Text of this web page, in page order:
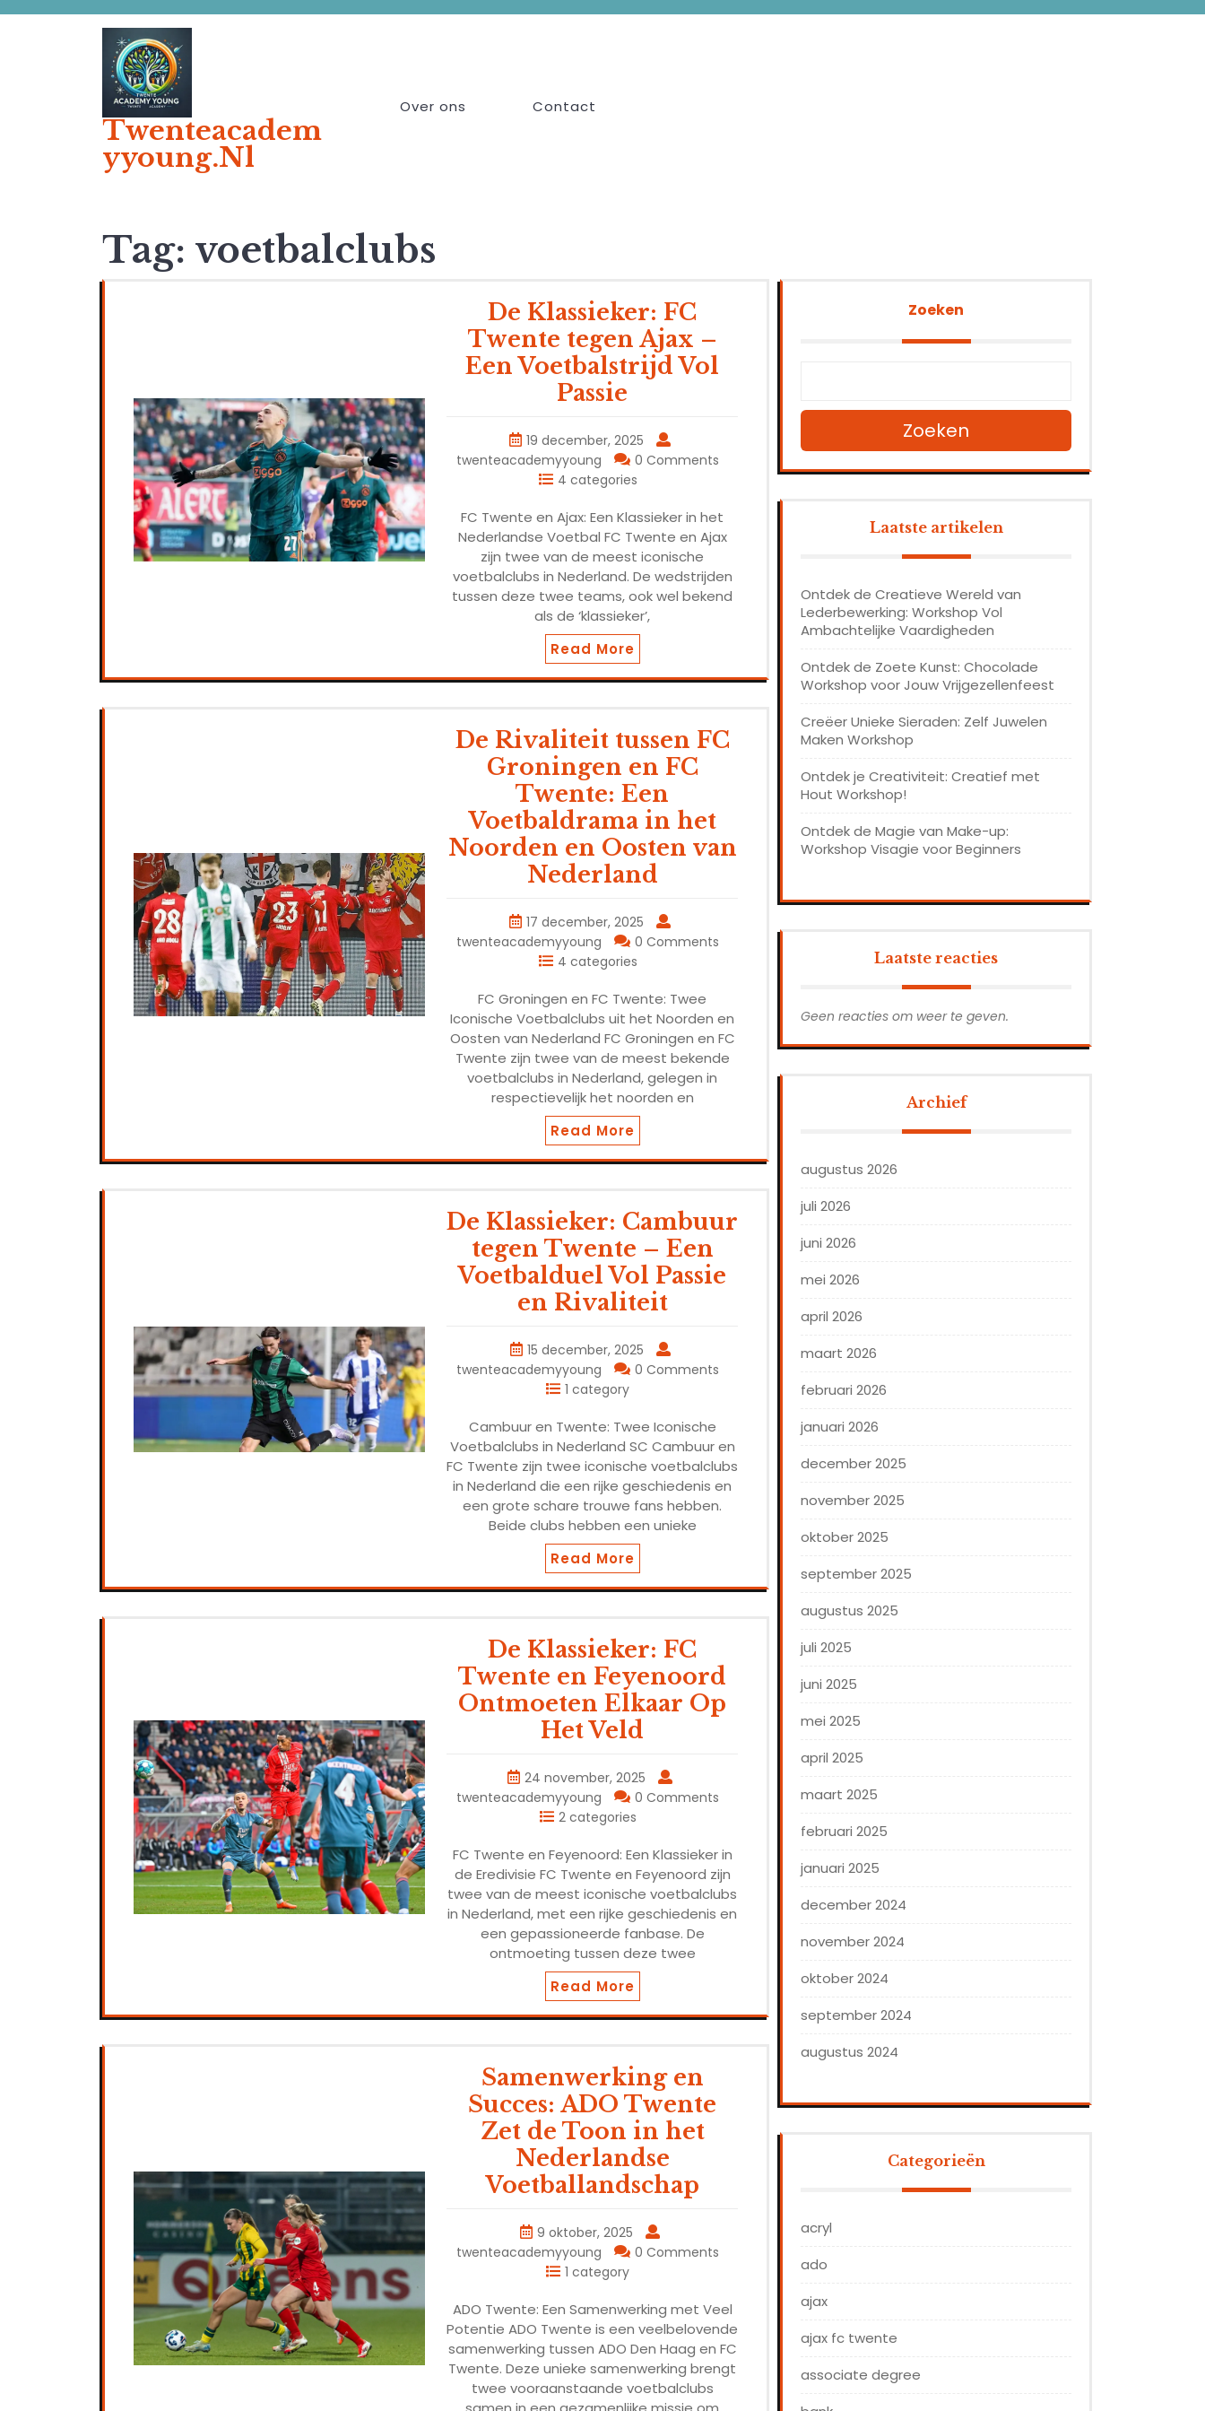
Twenteacadem
Yyoung.nl
Over ons Contact
Tag: voetbalclubs
De Klassieker: FC
Twente tegen Ajax –
Een Voetbalstrijd Vol
Passie
19 december, 2025
twenteacademyyoung
0 Comments
4 categories
FC Twente en Ajax: Een Klassieker in het
Nederlandse Voetbal FC Twente en Ajax
zijn twee van de meest iconische
voetbalclubs in Nederland. De wedstrijden
tussen deze twee teams, ook wel bekend
als de ‘klassieker’,
Read More
De Rivaliteit tussen FC
Groningen en FC
Twente: Een
Voetbaldrama in het
Noorden en Oosten van
Nederland
17 december, 2025
twenteacademyyoung
0 Comments
4 categories
FC Groningen en FC Twente: Twee
Iconische Voetbalclubs uit het Noorden en
Oosten van Nederland FC Groningen en FC
Twente zijn twee van de meest bekende
voetbalclubs in Nederland, gelegen in
respectievelijk het noorden en
Read More
De Klassieker: Cambuur
tegen Twente – Een
Voetbalduel Vol Passie
en Rivaliteit
15 december, 2025
twenteacademyyoung
0 Comments
1 category
Cambuur en Twente: Twee Iconische
Voetbalclubs in Nederland SC Cambuur en
FC Twente zijn twee iconische voetbalclubs
in Nederland die een rijke geschiedenis en
een grote schare trouwe fans hebben.
Beide clubs hebben een unieke
Read More
De Klassieker: FC
Twente en Feyenoord
Ontmoeten Elkaar Op
Het Veld
24 november, 2025
twenteacademyyoung
0 Comments
2 categories
FC Twente en Feyenoord: Een Klassieker in
de Eredivisie FC Twente en Feyenoord zijn
twee van de meest iconische voetbalclubs
in Nederland, met een rijke geschiedenis en
een gepassioneerde fanbase. De
ontmoeting tussen deze twee
Read More
Samenwerking en
Succes: ADO Twente
Zet de Toon in het
Nederlandse
Voetballandschap
9 oktober, 2025
twenteacademyyoung
0 Comments
1 category
ADO Twente: Een Samenwerking met Veel
Potentie ADO Twente is een veelbelovende
samenwerking tussen ADO Den Haag en FC
Twente. Deze unieke samenwerking brengt
twee vooraanstaande voetbalclubs
Zoeken
Zoeken
Laatste artikelen
Ontdek de Creatieve Wereld van
Lederbewerking: Workshop Vol
Ambachtelijke Vaardigheden
Ontdek de Zoete Kunst: Chocolade
Workshop voor Jouw Vrijgezellenfeest
Creëer Unieke Sieraden: Zelf Juwelen
Maken Workshop
Ontdek je Creativiteit: Creatief met
Hout Workshop!
Ontdek de Magie van Make-up:
Workshop Visagie voor Beginners
Laatste reacties
Geen reacties om weer te geven.
Archief
augustus 2026
juli 2026
juni 2026
mei 2026
april 2026
maart 2026
februari 2026
januari 2026
december 2025
november 2025
oktober 2025
september 2025
augustus 2025
juli 2025
juni 2025
mei 2025
april 2025
maart 2025
februari 2025
januari 2025
december 2024
november 2024
oktober 2024
september 2024
augustus 2024
Categorieën
acryl
ado
ajax
ajax fc twente
associate degree